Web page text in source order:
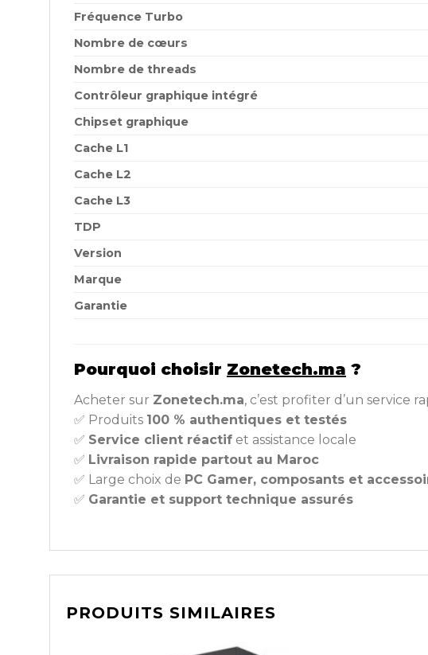
Fréquence Turbo
Nombre de cœurs
Nombre de threads
Contrôleur graphique intégré
Chipset graphique
Cache L1
Cache L2
Cache L3
TDP
Version
Marque
Garantie
Pourquoi choisir Zonetech.ma ?
Acheter sur Zonetech.ma, c’est profiter d’un service
✅ Produits 100 % authentiques et testés
✅ Service client réactif et assistance locale
✅ Livraison rapide partout au Maroc
✅ Large choix de PC Gamer, composants et
✅ Garantie et support technique assurés
PRODUITS SIMILAIRES